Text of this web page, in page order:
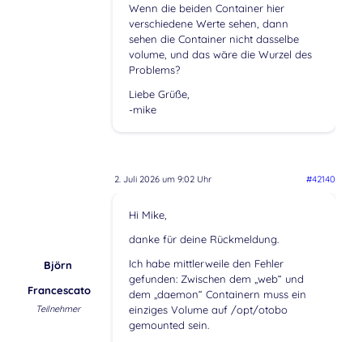
Wenn die beiden Container hier
verschiedene Werte sehen, dann
sehen die Container nicht dasselbe
volume, und das wäre die Wurzel des
Problems?
Liebe Grüße,
-mike
2. Juli 2026 um 9:02 Uhr #42140
Björn
Francescato
Teilnehmer
Hi Mike,
danke für deine Rückmeldung.
Ich habe mittlerweile den Fehler
gefunden: Zwischen dem „web“ und
dem „daemon“ Containern muss ein
einziges Volume auf /opt/otobo
gemounted sein.